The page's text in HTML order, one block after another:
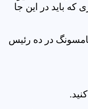
که باید در این جا
در ده رئیس